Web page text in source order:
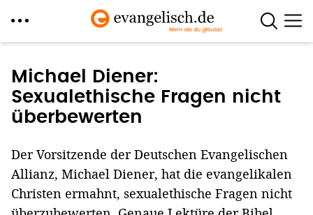
zum
Inhalt
Michael Diener:
Sexualethische Fragen nicht
überbewerten
Der Vorsitzende der Deutschen Evangelischen
Allianz, Michael Diener, hat die evangelikalen
Christen ermahnt, sexualethische Fragen nicht